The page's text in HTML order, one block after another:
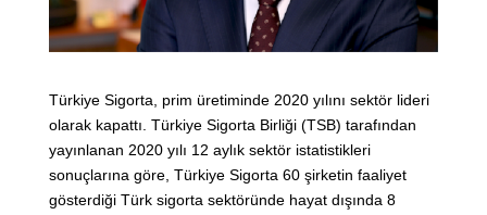
Türkiye Sigorta, prim üretiminde 2020 yılını sektör lideri
olarak kapattı. Türkiye Sigorta Birliği (TSB) tarafından
yayınlanan 2020 yılı 12 aylık sektör istatistikleri
sonuçlarına göre, Türkiye Sigorta 60 şirketin faaliyet
gösterdiği Türk sigorta sektöründe hayat dışında 8